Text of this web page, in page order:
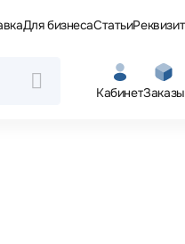
Для бизнесаСтатьи
КабинетЗаказы